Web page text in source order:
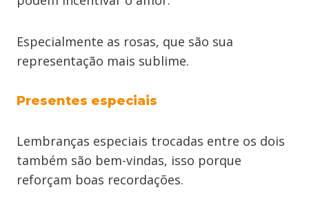
Especialmente as rosas, que são sua
representação mais sublime.
Presentes especiais
Lembranças especiais trocadas entre os dois
também são bem-vindas, isso porque
reforçam boas recordações.